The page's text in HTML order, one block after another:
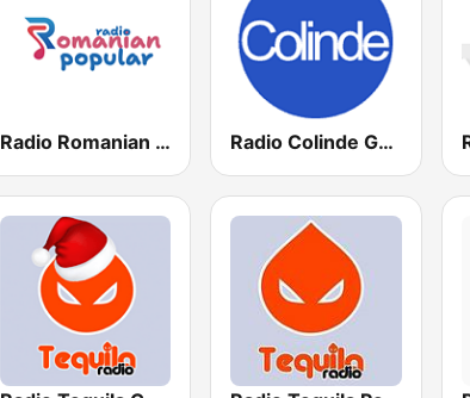
Radio Romanian Popular Radio Colinde GMusic